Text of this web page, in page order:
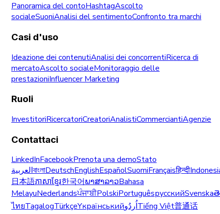
Panoramica del contoHashtagAscolto
socialeSuoniAnalisi del sentimentoConfronto tra marchi
Casi d'uso
Ideazione dei contenutiAnalisi dei concorrentiRicerca di
mercatoAscolto socialeMonitoraggio delle
prestazioniInfluencer Marketing
Ruoli
InvestitoriRicercatoriCreatoriAnalistiCommerciantiAgenzie
Contattaci
LinkedInFacebookPrenota una demoStato
العربيةবাংলাDeutschEnglishEspañolSuomiFrançaisहिन्दी
日本語ភាសាខ្មែរ한국어ພາສາລາວBahasa
MelayuNederlandsਪੰਜਾਬੀPolskiPortuguêsрусскийSvenska
ไทยTagalogTürkçeYкраїнськийاُردُوTiếng Việt普通话